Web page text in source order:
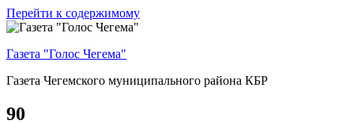
Перейти к содержимому
Газета "Голос Чегема"
Газета Чегемского муниципального района КБР
90